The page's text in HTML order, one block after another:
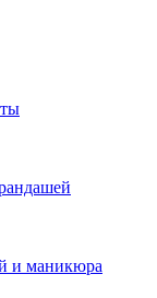
и маникюра